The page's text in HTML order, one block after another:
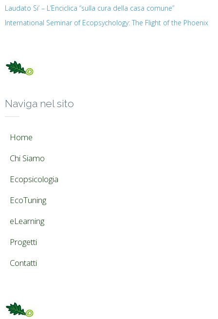
Laudato Si’ – L’Enciclica “sulla cura della casa comune”
International Seminar of Ecopsychology: The Flight of the Phoenix
Naviga nel sito
Home
Chi Siamo
Ecopsicologia
EcoTuning
eLearning
Progetti
Contatti